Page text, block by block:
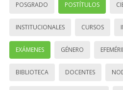
POSGRADO POSTÍTULOS
INSTITUCIONALES CURSOS
EXÁMENES GÉNERO
BIBLIOTECA DOCENTES